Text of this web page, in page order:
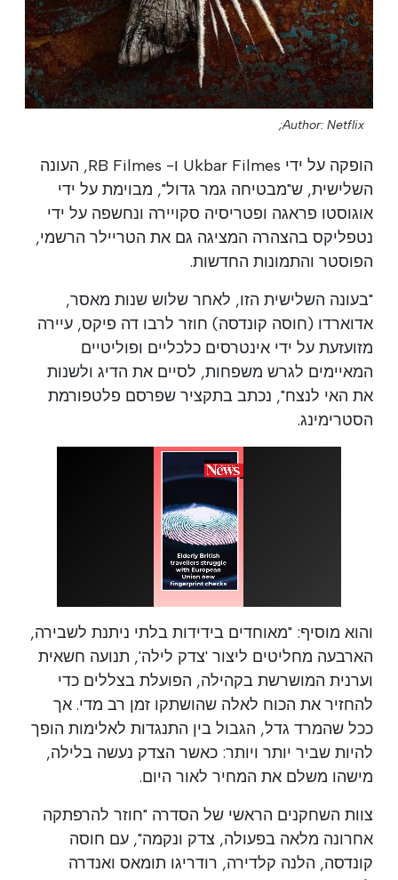
Author: Netflix;
הופקה על ידי Ukbar Filmes ו- RB Filmes, העונה
השלישית, ש"מבטיחה גמר גדול", מבוימת על ידי
אוגוסטו פראגה ופטריסיה סקויירה ונחשפה על ידי
נטפליקס בהצהרה המציגה גם את הטריילר הרשמי,
הפוסטר והתמונות החדשות.
"בעונה השלישית הזו, לאחר שלוש שנות מאסר,
אדוארדו (חוסה קונדסה) חוזר לרבו דה פיקס, עיירה
מזועזעת על ידי אינטרסים כלכליים ופוליטיים
המאיימים לגרש משפחות, לסיים את הדיג ולשנות
את האי לנצח", נכתב בתקציר שפרסם פלטפורמת
הסטרימינג.
והוא מוסיף: "מאוחדים בידידות בלתי ניתנת לשבירה,
הארבעה מחליטים ליצור 'צדק לילה', תנועה חשאית
וערנית המושרשת בקהילה, הפועלת בצללים כדי
להחזיר את הכוח לאלה שהושתקו זמן רב מדי. אך
ככל שהמרד גדל, הגבול בין התנגדות לאלימות הופך
להיות שביר יותר ויותר: כאשר הצדק נעשה בלילה,
מישהו משלם את המחיר לאור היום.
צוות השחקנים הראשי של הסדרה "חוזר להרפתקה
אחרונה מלאה בפעולה, צדק ונקמה", עם חוסה
קונדסה, הלנה קלדירה, רודריגו תומאס ואנדרה